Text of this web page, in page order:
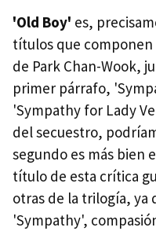
'Old Boy' es,
títulos que componen
de Park Chan-Wook,
primer párrafo,
'Sympathy for Lady
del secuestro,
segundo es más bien
título de esta crítica
otras de la trilogía, ya
'Sympathy',